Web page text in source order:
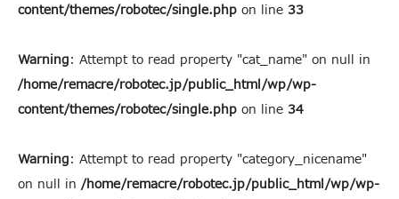
content/themes/robotec/single.php on line 33
Warning: Attempt to read property "cat_name" on null in
/home/remacre/robotec.jp/public_html/wp/wp-
content/themes/robotec/single.php on line 34
Warning: Attempt to read property "category_nicename"
on null in /home/remacre/robotec.jp/public_html/wp/wp-